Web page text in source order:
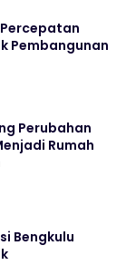
Pembangunan
Perubahan
Rumah
Bengkulu